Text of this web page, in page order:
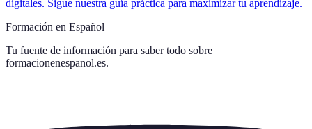
digitales. Sigue nuestra guía práctica para maximizar tu aprendizaje.
Formación en Español
Tu fuente de información para saber todo sobre
formacionenespanol.es.